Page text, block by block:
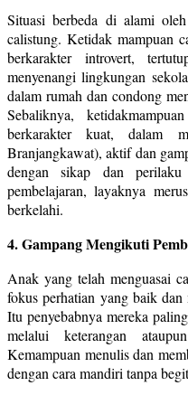
Situasi berbeda di alami
calistung. Ketidak mampuan
berkarakter introvert,
menyenangi lingkungan
dalam rumah dan condong
Sebaliknya,
berkarakter kuat, dalam
Branjangkawat), aktif dan
dengan sikap dan
pembelajaran, layaknya
berkelahi.
4. Gampang Mengikuti
Anak yang telah menguasai
fokus perhatian yang baik
Itu penyebabnya mereka
melalui keterangan
Kemampuan menulis dan
dengan cara mandiri tanpa